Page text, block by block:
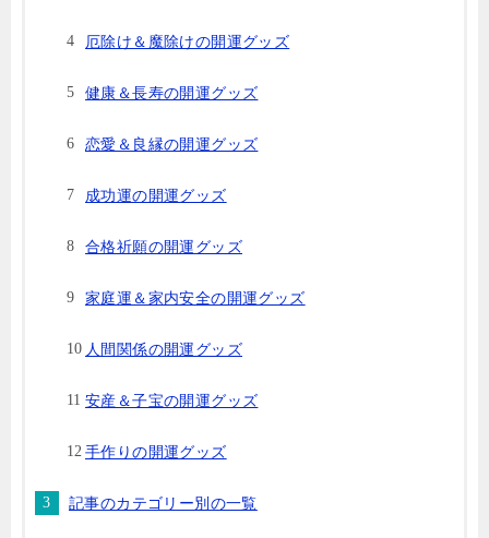
厄除け＆魔除けの開運グッズ
健康＆長寿の開運グッズ
恋愛＆良縁の開運グッズ
成功運の開運グッズ
合格祈願の開運グッズ
家庭運＆家内安全の開運グッズ
人間関係の開運グッズ
安産＆子宝の開運グッズ
手作りの開運グッズ
記事のカテゴリー別の一覧